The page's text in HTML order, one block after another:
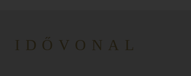
IDŐVONAL